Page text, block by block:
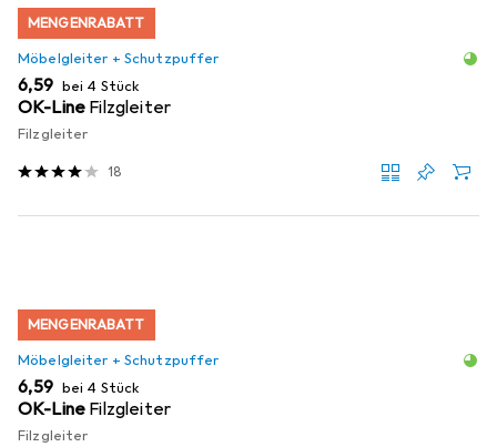
MENGENRABATT
Möbelgleiter + Schutzpuffer
EUR
6,59 bei 4 Stück
OK-Line Filzgleiter
Filzgleiter
18
MENGENRABATT
Möbelgleiter + Schutzpuffer
EUR
6,59 bei 4 Stück
OK-Line Filzgleiter
Filzgleiter